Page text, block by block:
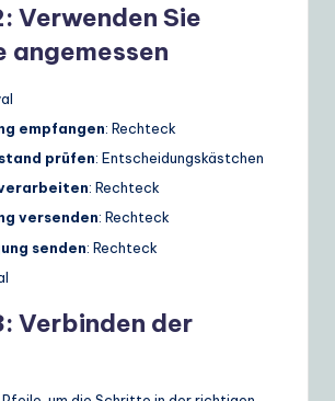
Verwenden Sie
angemessen
empfangen: Rechteck
prüfen: Entscheidungskästchen
: Rechteck
versenden: Rechteck
senden: Rechteck
Verbinden der